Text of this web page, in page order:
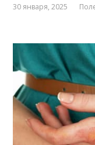
30 января, 2025